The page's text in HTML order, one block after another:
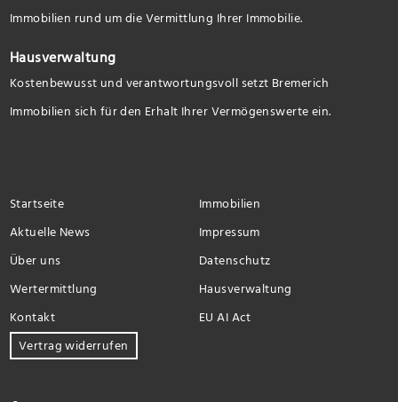
Immobilien rund um die Vermittlung Ihrer Immobilie.
Hausverwaltung
Kostenbewusst und verantwortungsvoll setzt Bremerich
Immobilien sich für den Erhalt Ihrer Vermögenswerte ein.
Startseite
Immobilien
Aktuelle News
Impressum
Über uns
Datenschutz
Wertermittlung
Hausverwaltung
Kontakt
EU AI Act
Vertrag widerrufen